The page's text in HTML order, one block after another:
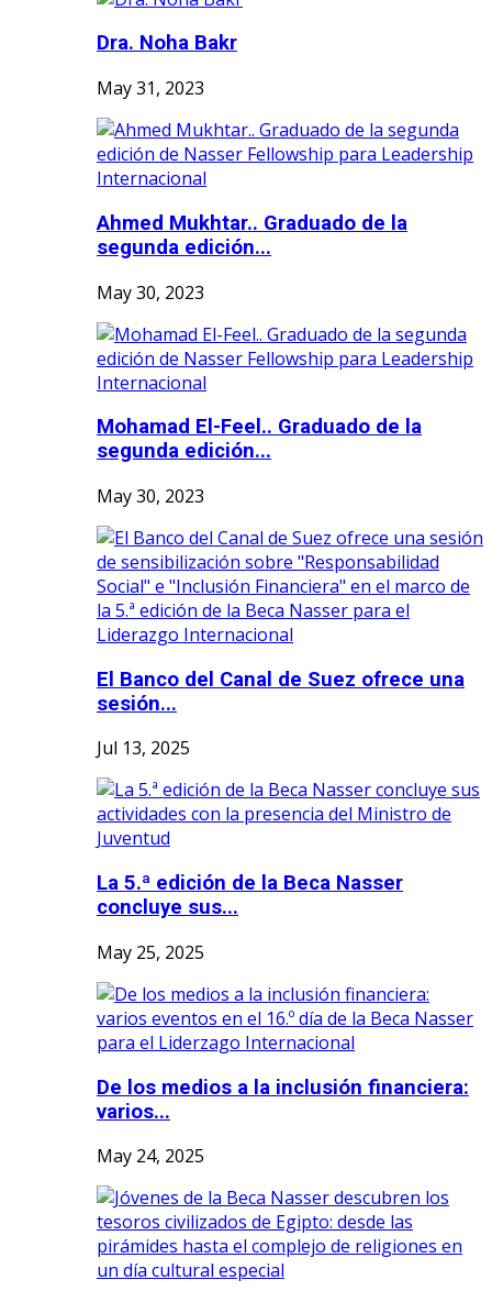
Dra. Noha Bakr
May 31, 2023
Ahmed Mukhtar.. Graduado de la
segunda edición...
May 30, 2023
Mohamad El-Feel.. Graduado de la
segunda edición...
May 30, 2023
El Banco del Canal de Suez ofrece una
sesión...
Jul 13, 2025
La 5.ª edición de la Beca Nasser
concluye sus...
May 25, 2025
De los medios a la inclusión financiera:
varios...
May 24, 2025